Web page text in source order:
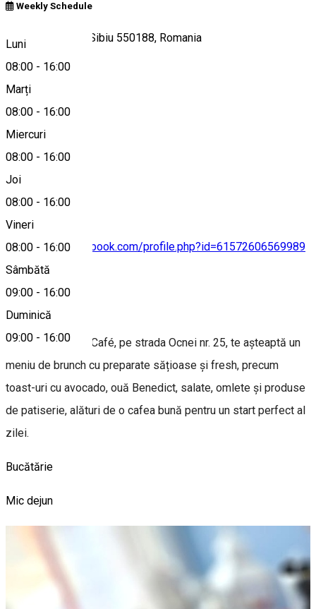
Weekly Schedule
Luni
08:00 - 16:00
Marți
08:00 - 16:00
Miercuri
08:00 - 16:00
Joi
08:00 - 16:00
Vineri
08:00 - 16:00
Sâmbătă
09:00 - 16:00
Duminică
09:00 - 16:00
Strada Ocnei 25, Sibiu 550188, Romania
Hartă
https://www.facebook.com/profile.php?id=61572606569989
Despre
La Frentz Brunch Café, pe strada Ocnei nr. 25, te așteaptă un
meniu de brunch cu preparate sățioase și fresh, precum
toast-uri cu avocado, ouă Benedict, salate, omlete și produse
de patiserie, alături de o cafea bună pentru un start perfect al
zilei.
Bucătărie
Mic dejun